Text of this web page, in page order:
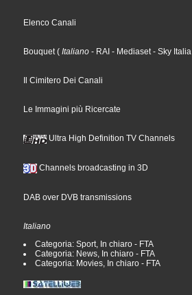
Elenco Canali
Bouquet( Italiano - RAI - Mediaset- Sky Italia
Il Cimitero Dei Canali
Le Immagini più Ricercate
Ultra High Definition TV Channels
Channels broadcasting in 3D
DAB over DVB transmissions
Italiano
Categoria: Sport, In chiaro - FTA
Categoria: News, In chiaro - FTA
Categoria: Movies, In chiaro - FTA